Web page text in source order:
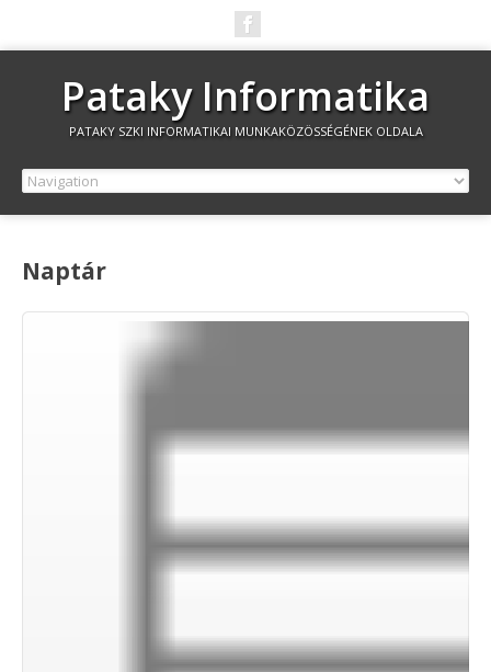
Pataky Informatika
PATAKY SZKI INFORMATIKAI MUNKAKÖZÖSSÉGÉNEK OLDALA
Naptár